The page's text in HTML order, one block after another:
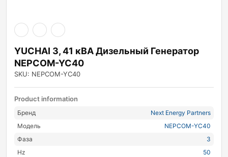
YUCHAI 3, 41 кВА Дизельный Генератор
NEPCOM-YC40
SKU: NEPCOM-YC40
Product information
Бренд
Next Energy Partners
Модель
NEPCOM-YC40
Фаза
3
Hz
50